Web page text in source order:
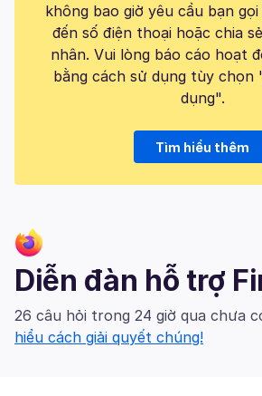
không bao giờ yêu cầu bạn
đến số điện thoại hoặc chia
nhân. Vui lòng báo cáo hoạt
bằng cách sử dụng tùy chọn
dụng".
Tìm hiểu thêm
Diễn đàn hỗ trợ
26 câu hỏi trong 24 giờ qua chưa
hiểu cách giải quyết chúng!